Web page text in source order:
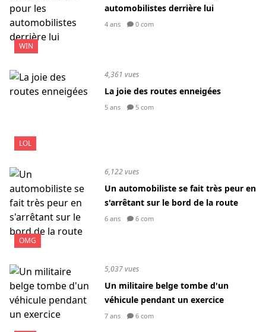
WIN
automobilistes derrière lui
4 ans 0 com
LOL
4,361 vues
La joie des routes enneigées
5 ans 5 com
OMG
6,122 vues
Un automobiliste se fait très peur en
s'arrêtant sur le bord de la route
6 ans 6 com
5,037 vues
Un militaire belge tombe d'un
véhicule pendant un exercice
7 ans 6 com